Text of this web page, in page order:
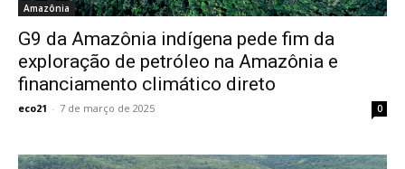
Amazônia
G9 da Amazônia indígena pede fim da
exploração de petróleo na Amazônia e
financiamento climático direto
eco21 - 7 de março de 2025 0